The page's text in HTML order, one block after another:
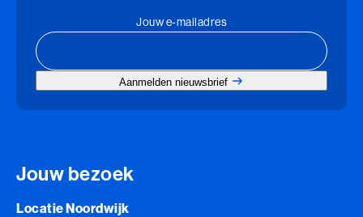
Jouw e-mailadres
Aanmelden nieuwsbrief
Jouw bezoek
Locatie Noordwijk